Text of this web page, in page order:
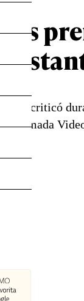
criticó
llamada